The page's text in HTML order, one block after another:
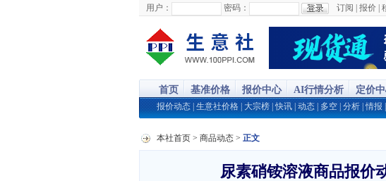
用户： 密码： 订阅 报价
首页 基准价格 报价中心 AI行情分析 定价
报价动态 生意社价格 大宗榜 |快讯 动态 多空 分析 |情报
本社首页 > 商品动态 > 正文
尿素硝铵溶液商品报价